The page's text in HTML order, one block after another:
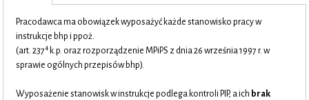
Pracodawca ma obowiązek wyposażyć każde stanowisko pracy w
instrukcje bhp i ppoż.
(art. 2374k.p. oraz rozporządzenie MPiPS z dnia 26 września 1997 r. w
sprawie ogólnych przepisów bhp).
Wyposażenie stanowisk w instrukcje podlega kontroli PIP, a ich brak